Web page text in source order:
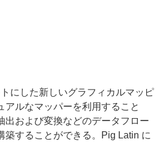
にした新しいグラフィカルマッピ
アルなマッパーを利用すること
出および変換などのデータフロー
築することができる。Pig Latin に